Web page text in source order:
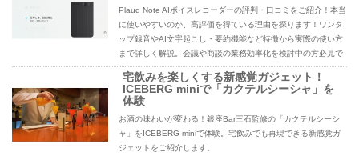
Plaud Note AIボイスレコーダーの評判・口コミをご紹介！本当
に使いやすいのか、高評価を得ている理由を探ります！ワンタ
ップ録音やAI文字起こし・要約機能など特徴から実際の使い方
まで詳しく解説。会議や商談の業務効率化を検討中の方必見で
す。
宅飲みを楽しくする新感覚ガジェット！
ICEBERG miniで「カクテルシーシャ」を
体験
お酒の味わいが変わる！銀座Bar三石監修の「カクテルシーシ
ャ」をICEBERG miniで体験。宅飲みでも再現できる新感覚ガ
ジェットをご紹介します。